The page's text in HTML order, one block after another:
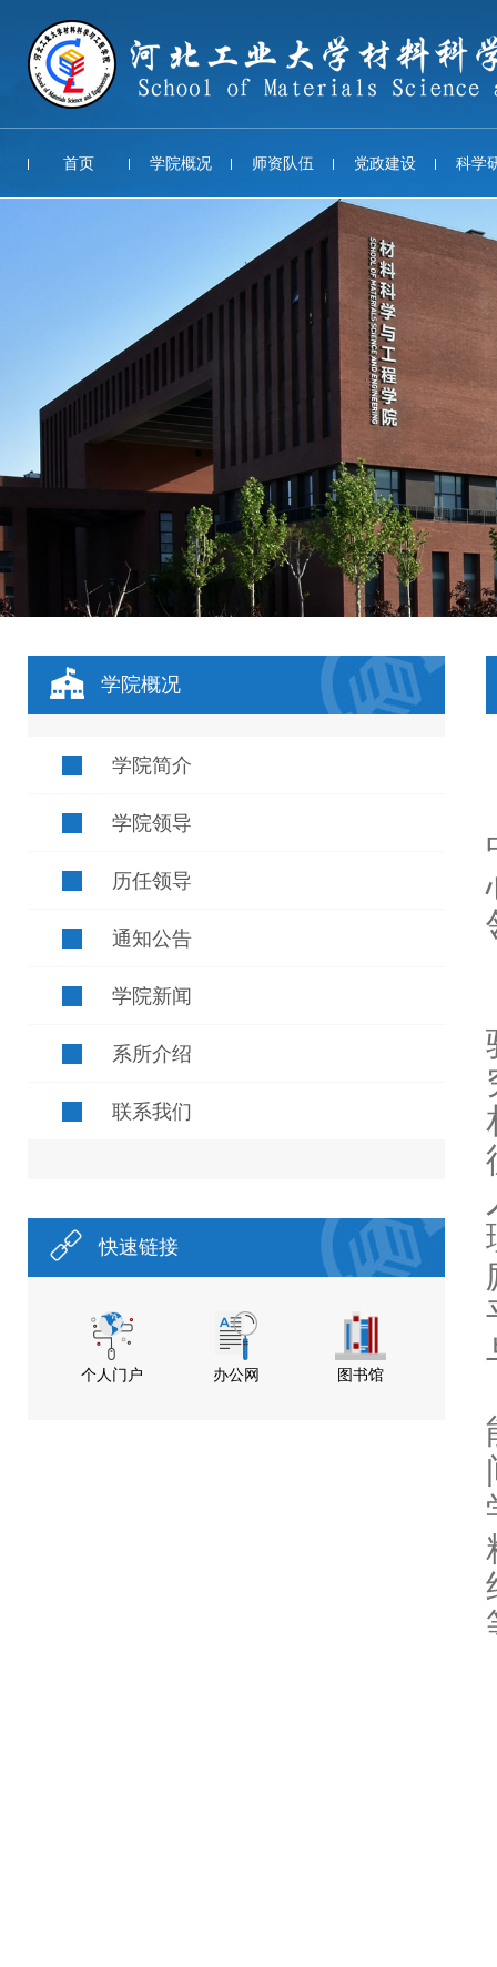
首页 学院概况 师资队伍 党政建设 科学
学院概况
学院简介
学院领导
历任领导
通知公告
学院新闻
系所介绍
联系我们
快速链接
个人门户 办公网 图书馆